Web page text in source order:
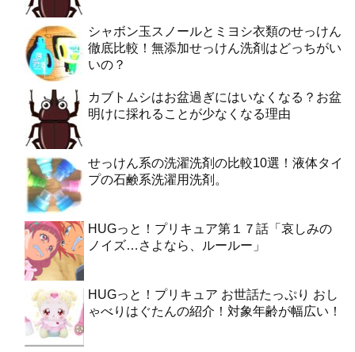
シャボン玉スノールとミヨシ衣類のせっけん
徹底比較！無添加せっけん洗剤はどっちがい
いの？
カブトムシはお盆過ぎにはいなくなる？お盆
明けに採れることが少なくなる理由
せっけん系の洗濯洗剤の比較10選！液体タイ
プの石鹸系洗濯用洗剤。
HUGっと！プリキュア第１７話「哀しみの
ノイズ…さよなら、ルールー」
HUGっと！プリキュア お世話たっぷり おし
ゃべりはぐたんの紹介！対象年齢が幅広い！